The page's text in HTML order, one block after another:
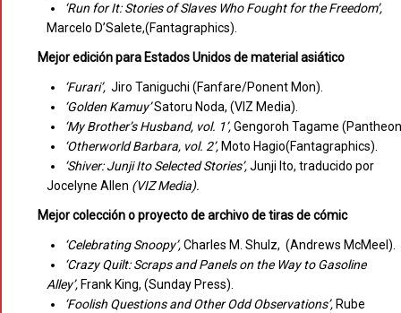
‘Run for It: Stories of Slaves Who Fought for the Freedom’,
Marcelo D’Salete,(Fantagraphics).
Mejor edición para Estados Unidos de material asiático
‘Furari’, Jiro Taniguchi (Fanfare/Ponent Mon).
‘Golden Kamuy’Satoru Noda, (VIZ Media).
‘My Brother’s Husband, vol. 1’,Gengoroh Tagame
‘Otherworld Barbara, vol. 2’, Moto Hagio(Fantagraphics).
‘Shiver: Junji Ito Selected Stories’,Junji Ito, traducido por
Jocelyne Allen (VIZ Media).
Mejor colección o proyecto de archivo de tiras de cómic
‘Celebrating Snoopy’,Charles M. Shulz, (Andrews McMeel).
‘Crazy Quilt: Scraps and Panels on the Way to Gasoline
Alley’, Frank King, (Sunday Press).
‘Foolish Questions and Other Odd Observations’, Rube